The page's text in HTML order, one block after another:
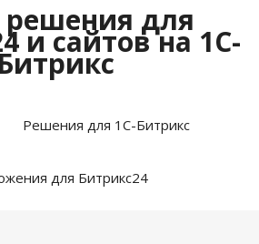
для
и сайтов на 1С-
Решения для 1С-Битрикс
для Битрикс24